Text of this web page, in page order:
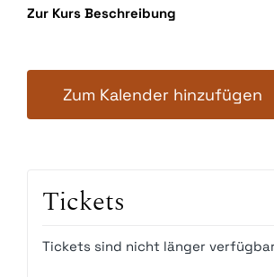
Zur Kurs Beschreibung
Zum Kalender hinzufügen
Tickets
Tickets sind nicht länger verfügbar